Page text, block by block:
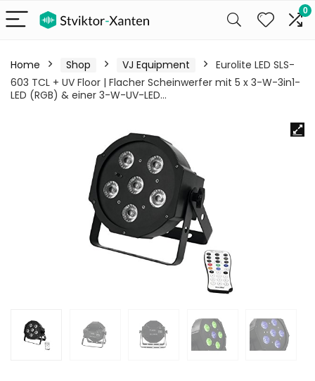
0
Home Shop VJ Equipment
Eurolite LED SLS-
603 TCL + UV Floor | Flacher Scheinwerfer mit 5 x 3-W-3in1-
LED (RGB) & einer 3-W-UV-LED…